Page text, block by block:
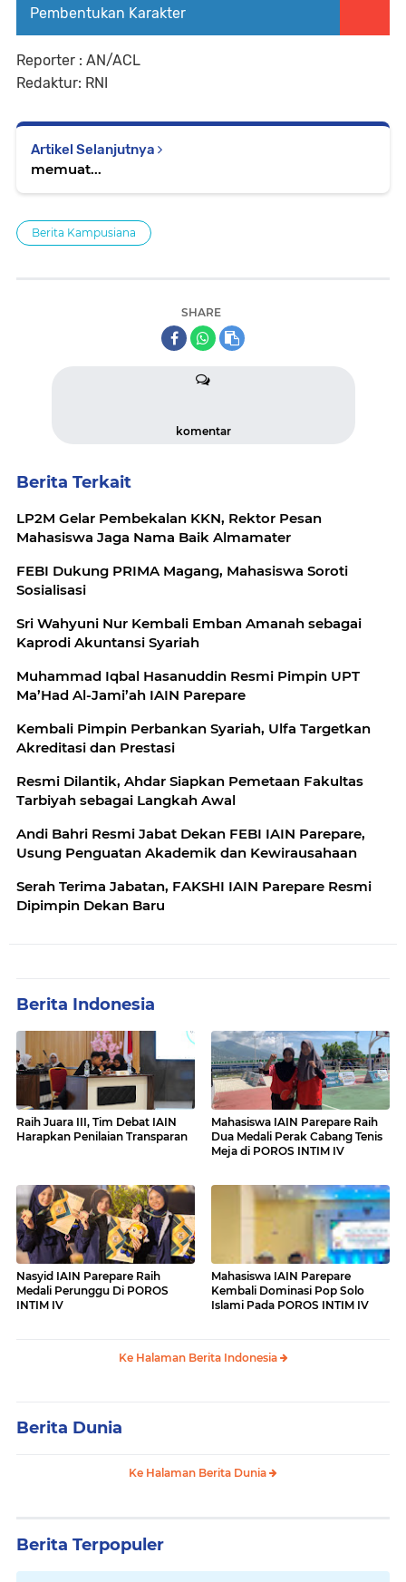
Pembentukan Karakter
Reporter : AN/ACL
Redaktur: RNI
Artikel Selanjutnya
memuat...
Berita Kampusiana
SHARE
komentar
Berita Terkait
LP2M Gelar Pembekalan KKN, Rektor Pesan
Mahasiswa Jaga Nama Baik Almamater
FEBI Dukung PRIMA Magang, Mahasiswa Soroti
Sosialisasi
Sri Wahyuni Nur Kembali Emban Amanah sebagai
Kaprodi Akuntansi Syariah
Muhammad Iqbal Hasanuddin Resmi Pimpin UPT
Ma’Had Al-Jami’ah IAIN Parepare
Kembali Pimpin Perbankan Syariah, Ulfa Targetkan
Akreditasi dan Prestasi
Resmi Dilantik, Ahdar Siapkan Pemetaan Fakultas
Tarbiyah sebagai Langkah Awal
Andi Bahri Resmi Jabat Dekan FEBI IAIN Parepare,
Usung Penguatan Akademik dan Kewirausahaan
Serah Terima Jabatan, FAKSHI IAIN Parepare Resmi
Dipimpin Dekan Baru
Berita Indonesia
Raih Juara III, Tim Debat IAIN
Harapkan Penilaian Transparan
Mahasiswa IAIN Parepare Raih
Dua Medali Perak Cabang Tenis
Meja di POROS INTIM IV
Nasyid IAIN Parepare Raih
Medali Perunggu Di POROS
INTIM IV
Mahasiswa IAIN Parepare
Kembali Dominasi Pop Solo
Islami Pada POROS INTIM IV
Ke Halaman Berita Indonesia
Berita Dunia
Ke Halaman Berita Dunia
Berita Terpopuler